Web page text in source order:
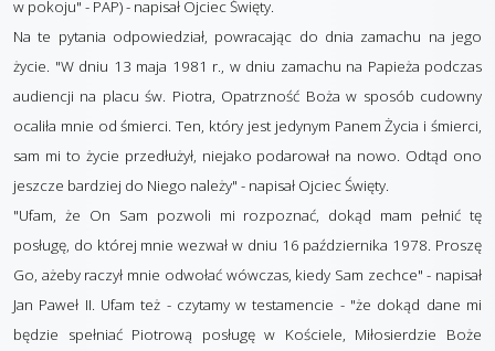
w pokoju" - PAP) - napisał Ojciec Święty.
Na te pytania odpowiedział, powracając do dnia zamachu na jego
życie. "W dniu 13 maja 1981 r., w dniu zamachu na Papieża podczas
audiencji na placu św. Piotra, Opatrzność Boża w sposób cudowny
ocaliła mnie od śmierci. Ten, który jest jedynym Panem Życia i śmierci,
sam mi to życie przedłużył, niejako podarował na nowo. Odtąd ono
jeszcze bardziej do Niego należy" - napisał Ojciec Święty.
"Ufam, że On Sam pozwoli mi rozpoznać, dokąd mam pełnić tę
posługę, do której mnie wezwał w dniu 16 października 1978. Proszę
Go, ażeby raczył mnie odwołać wówczas, kiedy Sam zechce" - napisał
Jan Paweł II. Ufam też - czytamy w testamencie - "że dokąd dane mi
będzie spełniać Piotrową posługę w Kościele, Miłosierdzie Boże